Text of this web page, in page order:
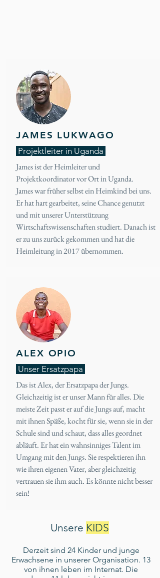
JAMES LUKWAGO
Projektleiter in Uganda
James ist der Heimleiter und
Projektkoordinator vor Ort in Uganda.
James war früher selbst ein Heimkind bei uns.
Er hat hart gearbeitet, seine Chance genutzt
und mit unserer Unterstützung
Wirtschaftswissenschaften studiert. Danach ist
er zu uns zurück gekommen und hat die
Heimleitung in 2017 übernommen.
ALEX OPIO
Unser Ersatzpapa
Das ist Alex, der Ersatzpapa der Jungs.
Gleichzeitig ist er unser Mann für alles. Die
meiste Zeit passt er auf die Jungs auf, macht
mit ihnen Späße, kocht für sie, wenn sie in der
Schule sind und schaut, dass alles geordnet
abläuft. Er hat ein wahnsinniges Talent im
Umgang mit den Jungs. Sie respektieren ihn
wie ihren eigenen Vater, aber gleichzeitig
vertrauen sie ihm auch. Es könnte nicht besser
sein!
Unsere KIDS
Derzeit sind 24 Kinder und junge
Erwachsene in unserer Organisation. 13
von ihnen leben im Internat. Die